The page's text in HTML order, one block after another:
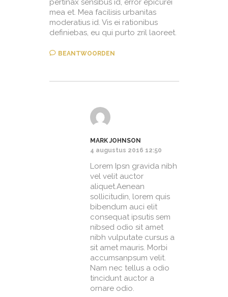
pertinax sensibus id, error epicurei
mea et. Mea facilisis urbanitas
moderatius id. Vis ei rationibus
definiebas, eu qui purto zril laoreet.
BEANTWOORDEN
MARK JOHNSON
4 augustus 2016 12:50
Lorem Ipsn gravida nibh
vel velit auctor
aliquet.Aenean
sollicitudin, lorem quis
bibendum auci elit
consequat ipsutis sem
nibsed odio sit amet
nibh vulputate cursus a
sit amet mauris. Morbi
accumsanpsum velit.
Nam nec tellus a odio
tincidunt auctor a
ornare odio.